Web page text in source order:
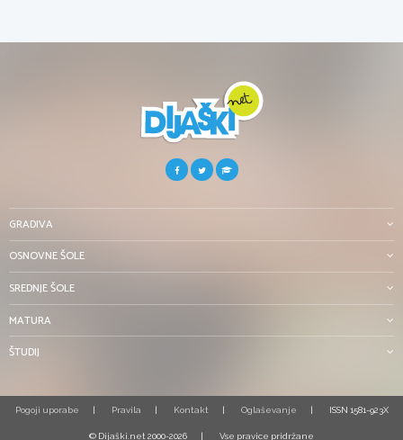
GRADIVA
OSNOVNE ŠOLE
SREDNJE ŠOLE
MATURA
ŠTUDIJ
Pogoji uporabe Pravila Kontakt Oglaševanje ISSN 1581-923X
© Dijaški.net 2000-2026 Vse pravice pridržane